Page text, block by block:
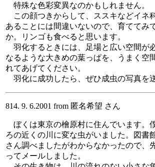
特殊な色彩変異なのかもしれません。
この顔つきからして、ススキなどイネ
あることには間違いないので、育ててみ
か。リンゴも食べると思います。
羽化するときには、足場と広い空間が
なるような大きめの葉っぱを、うまく空
れてあげてください。
羽化に成功したら、ぜひ成虫の写真を
814. 9. 6.2001 from 匿名希望 さん
ぼくは東京の檜原村に住んでいます。
ろの近くの川に変な虫がいました。図書
さん調べましたがわからなかったので、
ってメールしました。